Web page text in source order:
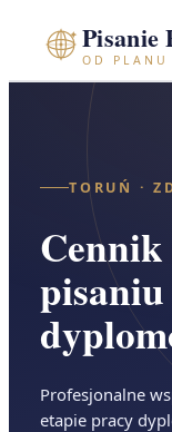
Pisanie
OD PLANU
TORUŃ ·
Profesjonalne
etapie pracy